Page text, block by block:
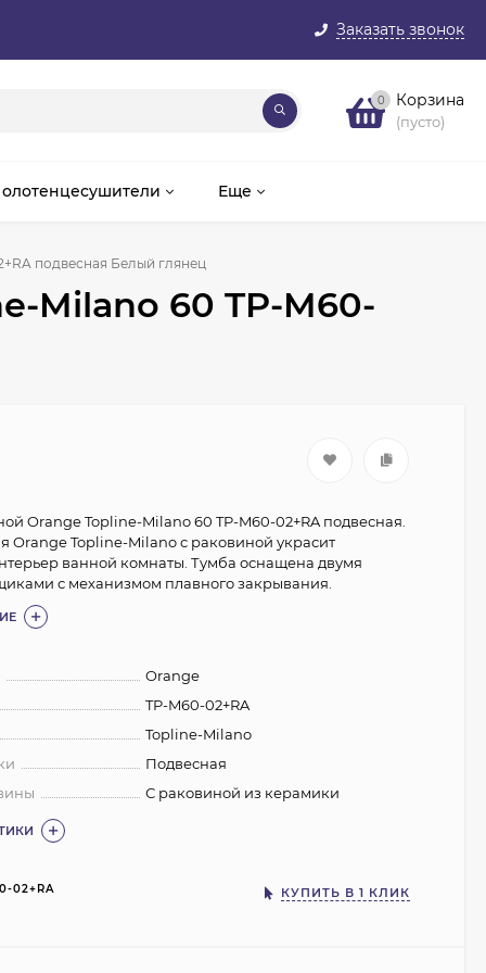
Заказать звонок
0 Корзина
(пусто)
Еще
подвесная Белый глянец
Milano 60 TP-M60-
Orange Topline-Milano 60 TP-M60-02+RA подвесная.
Orange Topline-Milano с раковиной украсит
ванной комнаты. Тумба оснащена двумя
с механизмом плавного закрывания.
Orange
TP-M60-02+RA
Topline-Milano
Подвесная
С раковиной из керамики
02+RA КУПИТЬ В 1 КЛИК